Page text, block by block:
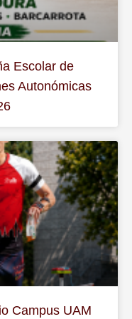
Escolar de
Autonómicas
Campus UAM